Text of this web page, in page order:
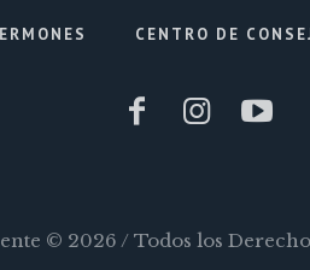
CENTRO DE
© 2026 / Todos los